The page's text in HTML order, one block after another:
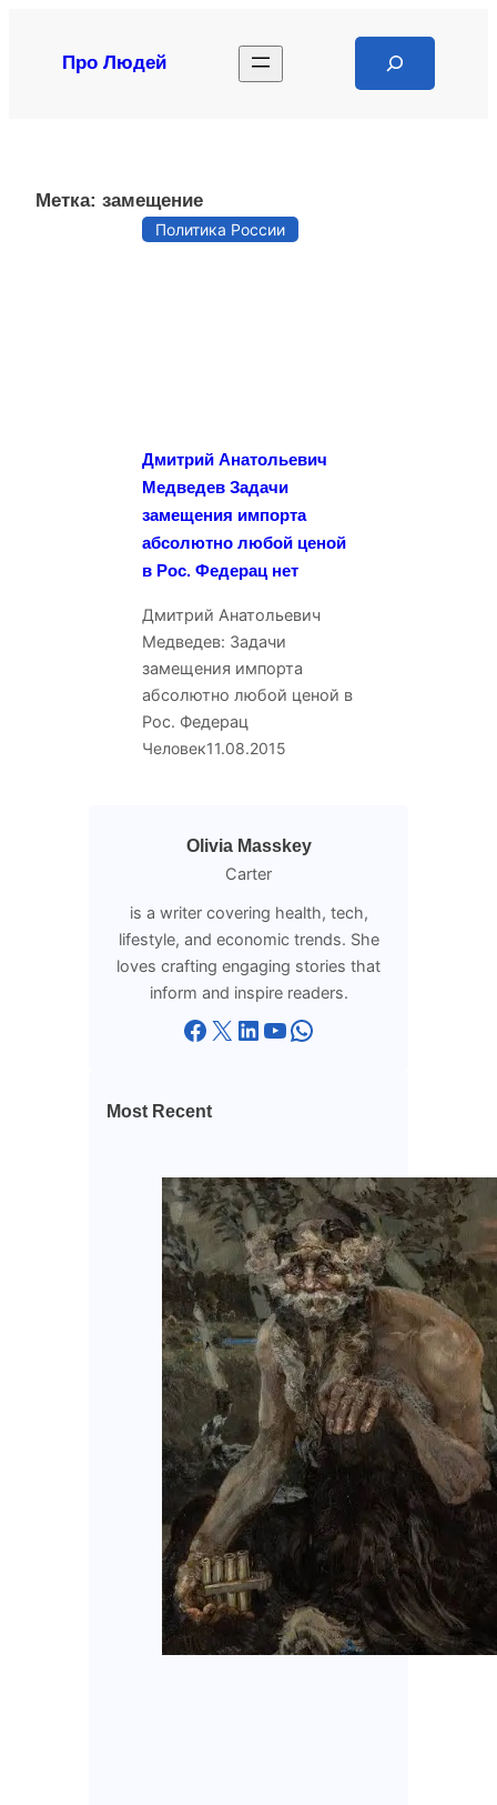
содержимому
Про Людей
Метка: замещение
Политика России
Дмитрий Анатольевич
Медведев Задачи
замещения импорта
абсолютно любой ценой
в Рос. Федерац нет
Дмитрий Анатольевич
Медведев: Задачи
замещения импорта
абсолютно любой ценой в
Рос. Федерац
Человек11.08.2015
Olivia Masskey
Carter
is a writer covering health, tech,
lifestyle, and economic trends. She
loves crafting engaging stories that
inform and inspire readers.
Facebook X LinkedIn YouTube WhatsApp
Most Recent